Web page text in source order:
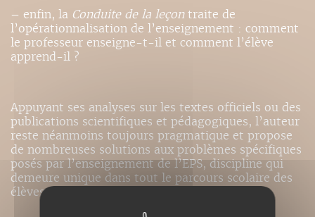
– enfin, la Conduite de la leçontraite de
l’opérationnalisation de l’enseignement : comment
le professeur enseigne-t-il et comment l’élève
apprend-il ?
Appuyant ses analyses sur les textes officiels ou des
publications scientifiques et pédagogiques, l’auteur
reste néanmoins toujours pragmatique et propose
de nombreuses solutions aux problèmes spécifiques
posés par l’enseignement de l’EPS, discipline qui
demeure unique dans tout le parcours scolaire des
élèves.